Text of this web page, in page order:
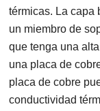
térmicas. La capa
un miembro de
que tenga una
una placa de
placa de cobre
conductividad